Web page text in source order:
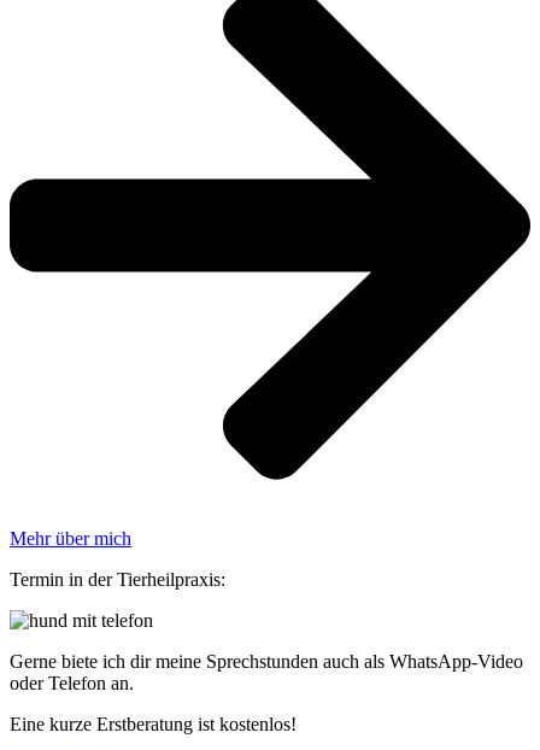
Mehr über mich
Termin in der Tierheilpraxis:
Gerne biete ich dir meine Sprechstunden auch als WhatsApp-Video
oder Telefon an.
Eine kurze Erstberatung ist kostenlos!